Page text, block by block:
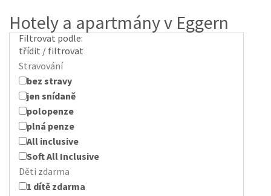
Hotely a apartmány v Eggern
Filtrovat podle:
třídit / filtrovat
Stravování
bez stravy
jen snídaně
polopenze
plná penze
All inclusive
Soft All Inclusive
Děti zdarma
1 dítě zdarma